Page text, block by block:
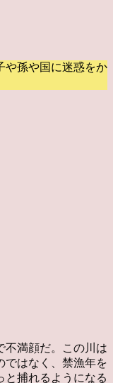
や孫や国に迷惑をか
不満顔だ。この川は
ではなく、禁漁年を
と捕れるようになる